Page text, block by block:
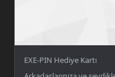
EXE-PIN Hediye Kartı